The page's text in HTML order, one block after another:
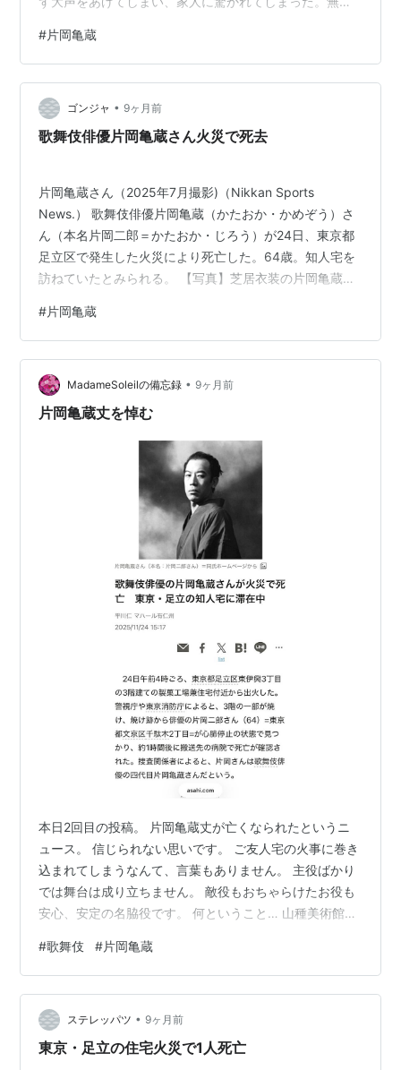
堪れない気持ちである。 十月は御園座に出ていたとの事
であるが筆者は観ていないので、八月の納涼歌舞伎にお
ける野田版「研辰の討たれ」でからくり人形と番五郎を
演じていたのが、私が観た亀蔵の最後の舞台姿になって
しまった。出は短い乍ら総てを持って行ってしまう怪演
#片岡亀蔵
ゴンジャ • 9ヶ月前
歌舞伎俳優片岡亀蔵さん火災で死去
片岡亀蔵さん（2025年7月撮影)（Nikkan Sports
News.） 歌舞伎俳優片岡亀蔵（かたおか・かめぞう）さ
ん（本名片岡二郎＝かたおか・じろう）が24日、東京都
足立区で発生した火災により死亡した。64歳。知人宅を
訪ねていたとみられる。 【写真】芝居衣装の片岡亀蔵さ
まり次第発表するとした。亀蔵さんの最後の舞台は25年
10月名古屋・御園座「京鹿子娘道成寺」「鼠小紋春着雛
形」だった。 亀蔵さんは5代目片岡市蔵さん（91年死
去）の次男で、65年に本名で初舞台を踏んだ。69年に4
代目片岡亀蔵を襲名し、95年に名題昇進した。 時代物、
#片岡亀蔵
MadameSoleilの備忘録 • 9ヶ月前
片岡亀蔵丈を悼む
本日2回目の投稿。 片岡亀蔵丈が亡くなられたというニ
ュース。 信じられない思いです。 ご友人宅の火事に巻き
込まれてしまうなんて、言葉もありません。 主役ばかり
では舞台は成り立ちません。 敵役もおちゃらけたお役も
安心、安定の名脇役です。 何ということ… 山種美術館で
に絵がお好きなんだなと思ってました。 知的な役者さん
だと。 64歳、歌舞伎役者としてはこれからなのに。 本
当に残念です。 謹んで哀悼の意を表します。 合掌
https://ping.blogmura.com/xmlrpc/khhwqe1bcvs9/
#歌舞伎 #片岡亀蔵
ステレッパツ • 9ヶ月前
東京・足立の住宅火災で1人死亡